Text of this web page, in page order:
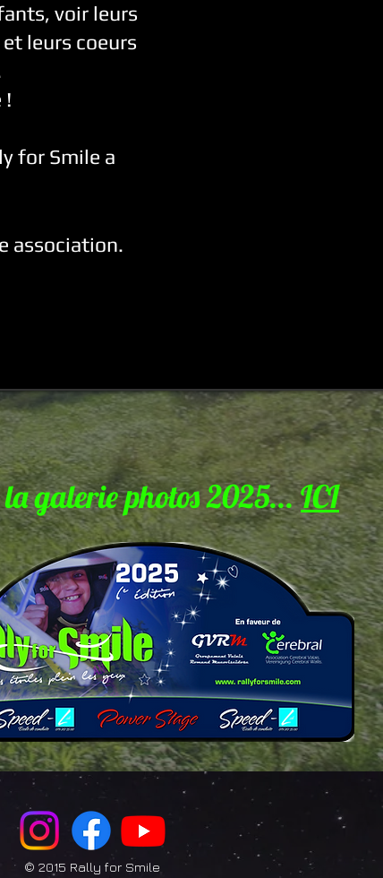
voir leurs
leurs coeurs
!
for Smile a
association.
galerie photos 2025...ICI
© 2015 Rally for Smile